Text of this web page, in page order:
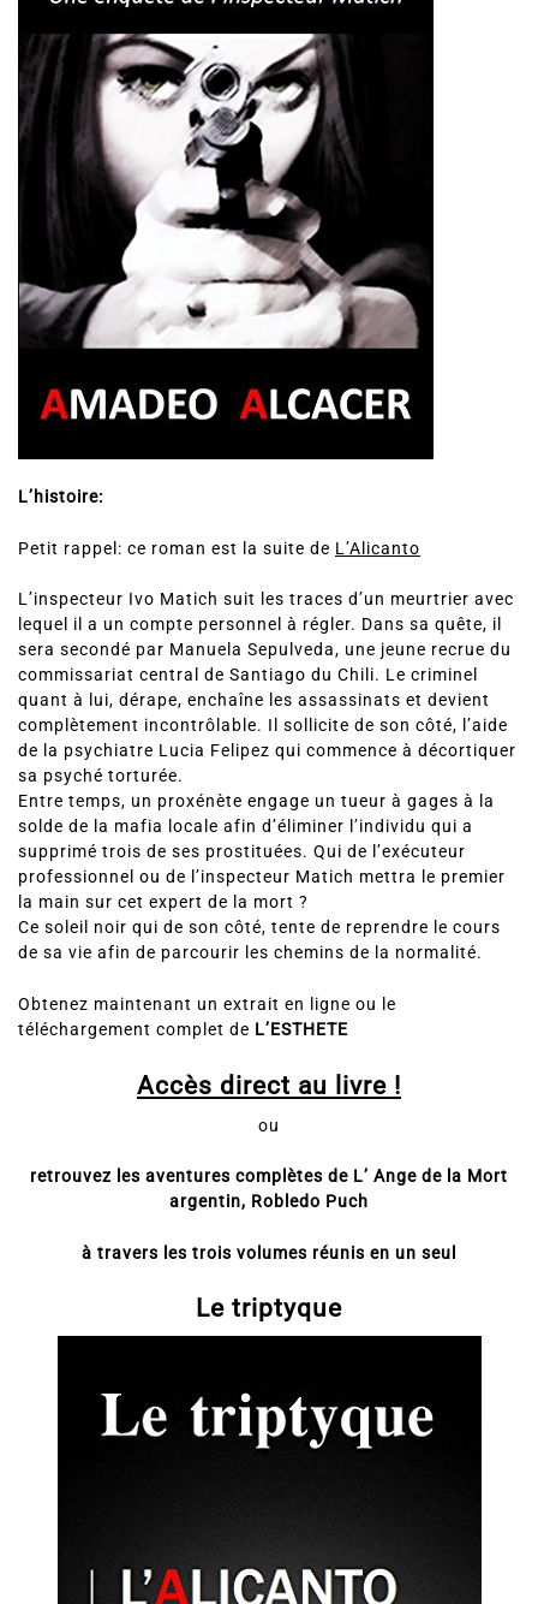
Petit rappel: ce roman est la suite de L’Alicanto
L’inspecteur Ivo Matich suit les traces d’un meurtrier avec
lequel il a un compte personnel à régler. Dans sa quête, il
sera secondé par Manuela Sepulveda, une jeune recrue du
commissariat central de Santiago du Chili. Le criminel
quant à lui, dérape, enchaîne les assassinats et devient
complètement incontrôlable. Il sollicite de son côté, l’aide
de la psychiatre Lucia Felipez qui commence à décortiquer
sa psyché torturée.
Entre temps, un proxénète engage un tueur à gages à la
solde de la mafia locale afin d’éliminer l’individu qui a
supprimé trois de ses prostituées. Qui de l’exécuteur
professionnel ou de l’inspecteur Matich mettra le premier
Ce soleil noir qui de son côté, tente de reprendre le cours
de sa vie afin de parcourir les chemins de la normalité.
Obtenez maintenant un extrait en ligne ou le
L’ESTHETE
Accès direct au livre !
retrouvez les aventures complètes de L’ Ange de la Mort
à travers les trois volumes réunis en un seul
Le triptyque